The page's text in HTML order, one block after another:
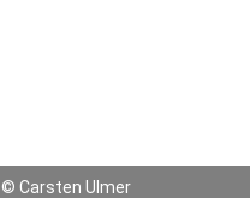
© Carsten Ulmer